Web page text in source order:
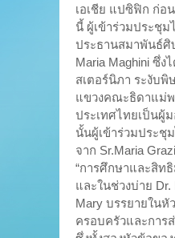
เอเชีย แปซิฟิก ก่อ
นี้ ผู้เข้าร่วมประชุ
ประธานสมาพันธ์ศิ
Maria Maghini ซึ่ง
สเตอร์นิภา ระงับ
แขวงคณะธิดาแม่
ประเทศไทยเป็นผู้
นั้นผู้เข้าร่วมประชุ
จาก Sr.Maria
“การศึกษาและสิท
และในช่วงบ่าย Dr.
Mary บรรยายในหั
ครอบครัวและการส่